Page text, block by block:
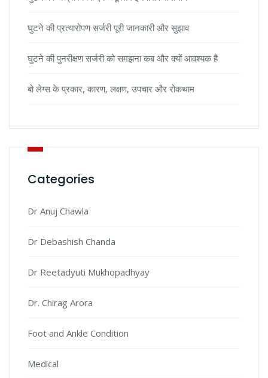
घुटने की प्रत्यारोपण सर्जरी पूरी जानकारी और सुझाव
घुटने की पुनरीक्षण सर्जरी को समझना कब और क्यों आवश्यक है
बो लेग्स के प्रकार, कारण, लक्षण, उपचार और रोकथाम
Categories
Dr Anuj Chawla
Dr Debashish Chanda
Dr Reetadyuti Mukhopadhyay
Dr. Chirag Arora
Foot and Ankle Condition
Medical